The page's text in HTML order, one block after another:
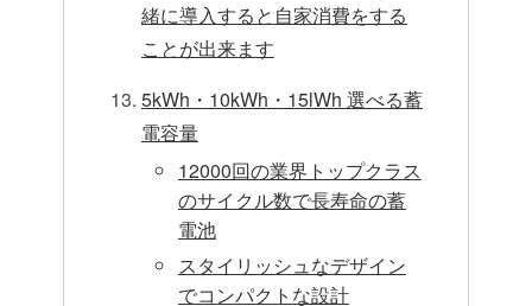
緒に導入すると自家消費をする
ことが出来ます
5kWh・10kWh・15lWh 選べる蓄
電容量
12000回の業界トップクラス
のサイクル数で長寿命の蓄
電池
スタイリッシュなデザイン
でコンパクトな設計